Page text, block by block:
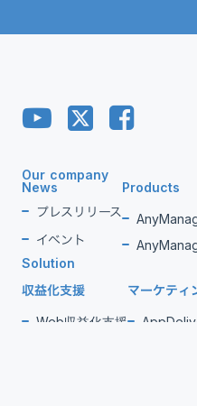
Our company
News
プレスリリース
イベント
Products
Solution
収益化支援
Web収益化支援
マーケティ